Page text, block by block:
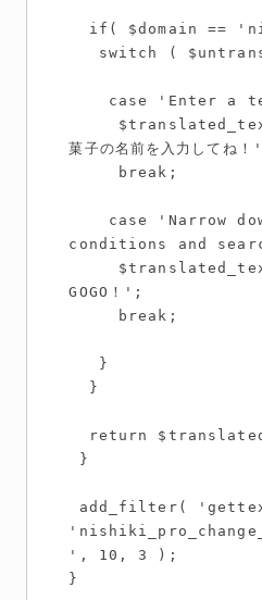
菓子の名前を入力してね
conditions and
GOGO！';
', 10, 3 );
}